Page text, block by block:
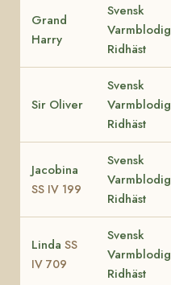
Grand
Harry
Svensk
Varmblodig
Ridhäst
Sir Oliver
Svensk
Varmblodig
Ridhäst
Jacobina
SS IV 199
Svensk
Varmblodig
Ridhäst
Linda SS
IV 709
Svensk
Varmblodig
Ridhäst